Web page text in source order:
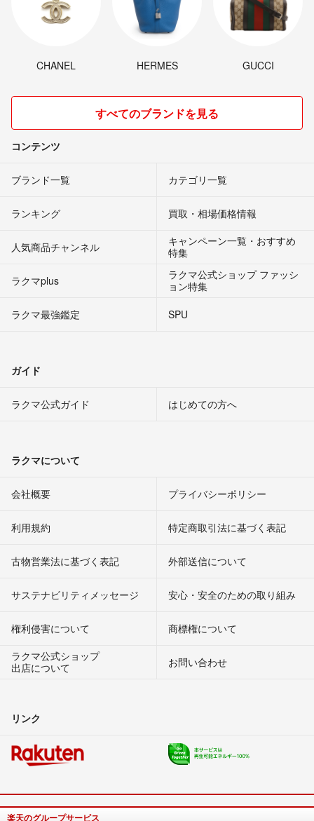
CHANEL HERMES GUCCI
すべてのブランドを見る
コンテンツ
ブランド一覧 カテゴリ一覧
ランキング 買取・相場価格情報
人気商品チャンネル
キャンペーン一覧・おすすめ
特集
ラクマplus
ラクマ公式ショップ ファッシ
ョン特集
ラクマ最強鑑定
SPU
ガイド
ラクマ公式ガイド はじめての方へ
ラクマについて
会社概要 プライバシーポリシー
利用規約 特定商取引法に基づく表記
古物営業法に基づく表記 外部送信について
サステナビリティメッセージ 安心・安全のための取り組み
権利侵害について
商標権について
ラクマ公式ショップ
出店について
お問い合わせ
リンク
楽天のグループサービス